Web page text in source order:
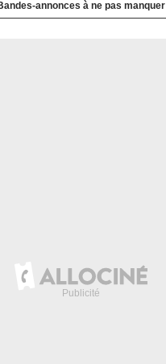
annonces à ne pas manquer